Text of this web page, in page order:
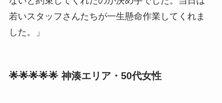
若いスタッフさんたちが一生懸命作業してくれま
した。」
🌟🌟🌟🌟🌟 神湊エリア・50代女性